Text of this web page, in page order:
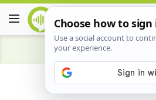
Advertisement